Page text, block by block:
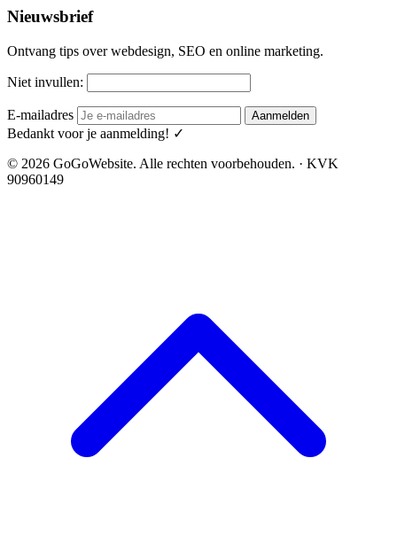
Nieuwsbrief
Ontvang tips over webdesign, SEO en online marketing.
Niet invullen:
E-mailadres Aanmelden
Bedankt voor je aanmelding! ✓
© 2026 GoGoWebsite. Alle rechten voorbehouden. · KVK
90960149